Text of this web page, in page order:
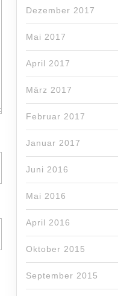
Dezember 2017
Mai 2017
April 2017
März 2017
Februar 2017
Januar 2017
Juni 2016
Mai 2016
April 2016
Oktober 2015
September 2015